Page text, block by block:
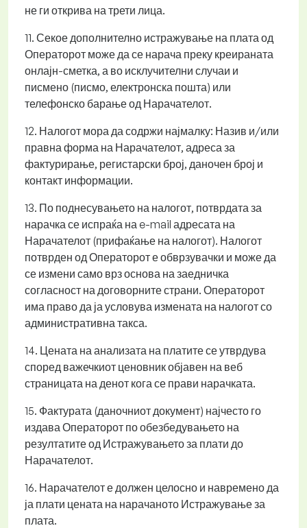
не ги открива на трети лица.
11. Секое дополнително истражување на плата од
Операторот може да се нарача преку креираната
онлајн-сметка, а во исклучителни случаи и
писмено (писмо, електронска пошта) или
телефонско барање од Нарачателот.
12. Налогот мора да содржи најмалку: Назив и/или
правна форма на Нарачателот, адреса за
фактурирање, регистарски број, даночен број и
контакт информации.
13. По поднесувањето на налогот, потврдата за
нарачка се испраќа на e-mail адресата на
Нарачателот (прифаќање на налогот). Налогот
потврден од Операторот е обврзувачки и може да
се измени само врз основа на заедничка
согласност на договорните страни. Операторот
има право да ја условува измената на налогот со
административна такса.
14. Цената на анализата на платите се утврдува
според важечкиот ценовник објавен на веб
страницата на денот кога се прави нарачката.
15. Фактурата (даночниот документ) најчесто го
издава Операторот по обезбедувањето на
резултатите од Истражувањето за плати до
Нарачателот.
16. Нарачателот е должен целосно и навремено да
ја плати цената на нарачаното Истражување за
плата.